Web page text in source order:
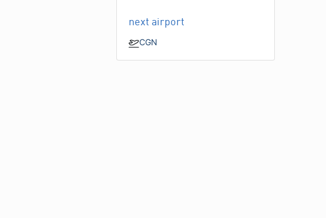
next airport
CGN